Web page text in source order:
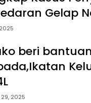
Gelap
beri
2025